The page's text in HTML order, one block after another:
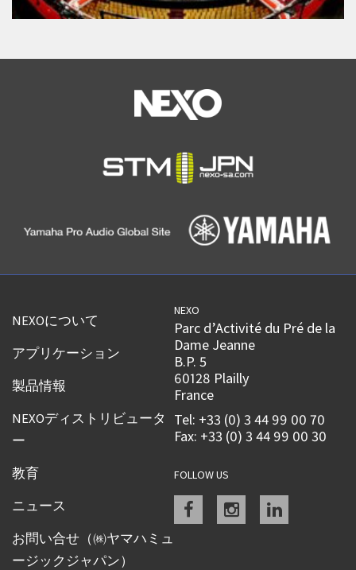
NEXOについて
アプリケーション
製品情報
NEXOディストリビュータ
ー
教育
ニュース
お問い合せ（㈱ヤマハミュ
ージックジャパン）
NEXO
Parc d’Activité du Pré de la
Dame Jeanne
B.P. 5
60128 Plailly
France
Tel: +33 (0) 3 44 99 00 70
Fax: +33 (0) 3 44 99 00 30
FOLLOW US
Facebookinstagramlinkedin